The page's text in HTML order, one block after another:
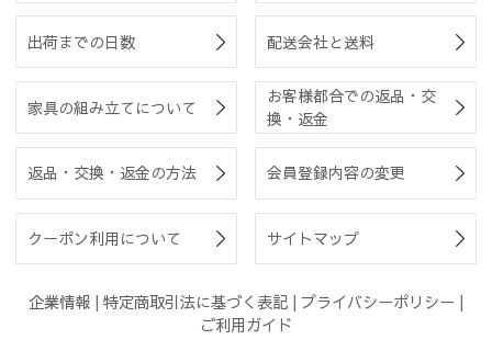
出荷までの日数 配送会社と送料
家具の組み立てについて
お客様都合での返品・交
換・返金
返品・交換・返金の方法 会員登録内容の変更
クーポン利用について サイトマップ
企業情報 | 特定商取引法に基づく表記 | プライバシーポリシー |
ご利用ガイド